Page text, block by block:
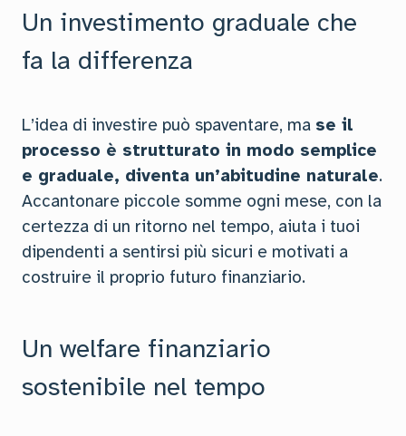
Un investimento graduale che
fa la differenza
L’idea di investire può spaventare, ma se il
processo è strutturato in modo semplice
e graduale, diventa un’abitudine naturale.
Accantonare piccole somme ogni mese, con la
certezza di un ritorno nel tempo, aiuta i tuoi
dipendenti a sentirsi più sicuri e motivati a
costruire il proprio futuro finanziario.
Un welfare finanziario
sostenibile nel tempo